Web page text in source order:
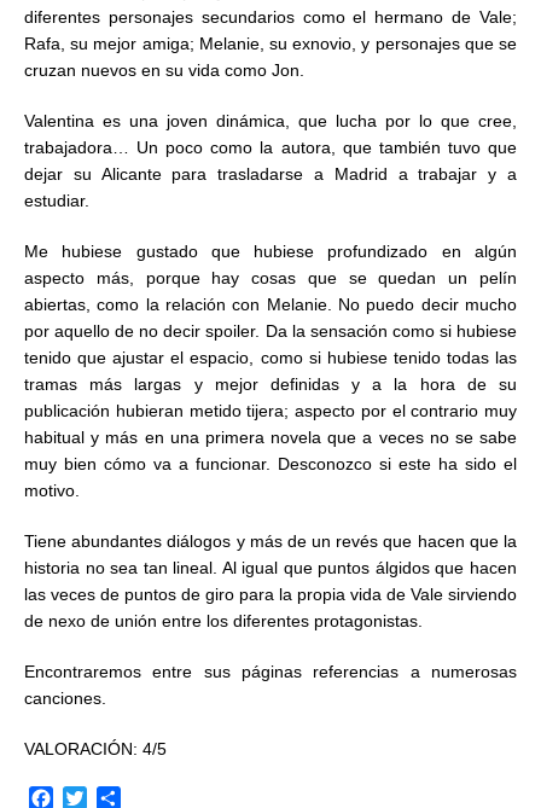
diferentes personajes secundarios como el hermano de Vale;
Rafa, su mejor amiga; Melanie, su exnovio, y personajes que se
cruzan nuevos en su vida como Jon.
Valentina es una joven dinámica, que lucha por lo que cree,
trabajadora… Un poco como la autora, que también tuvo que
dejar su Alicante para trasladarse a Madrid a trabajar y a
estudiar.
Me hubiese gustado que hubiese profundizado en algún
aspecto más, porque hay cosas que se quedan un pelín
abiertas, como la relación con Melanie. No puedo decir mucho
por aquello de no decir spoiler. Da la sensación como si hubiese
tenido que ajustar el espacio, como si hubiese tenido todas las
tramas más largas y mejor definidas y a la hora de su
publicación hubieran metido tijera; aspecto por el contrario muy
habitual y más en una primera novela que a veces no se sabe
muy bien cómo va a funcionar. Desconozco si este ha sido el
motivo.
Tiene abundantes diálogos y más de un revés que hacen que la
historia no sea tan lineal. Al igual que puntos álgidos que hacen
las veces de puntos de giro para la propia vida de Vale sirviendo
de nexo de unión entre los diferentes protagonistas.
Encontraremos entre sus páginas referencias a numerosas
canciones.
VALORACIÓN: 4/5